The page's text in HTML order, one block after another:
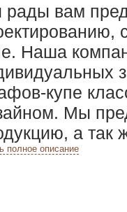
вам
Наша
купе
Мы
а так
полное описание